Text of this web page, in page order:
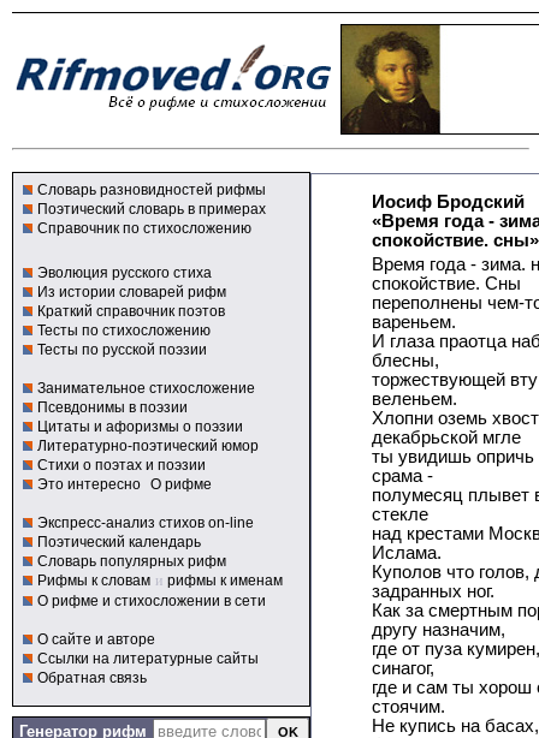
Словарь разновидностей рифмы
Поэтический словарь в примерах
Справочник по стихосложению
Эволюция русского стиха
Из истории словарей рифм
Краткий справочник поэтов
Тесты по стихосложению
Тесты по русской поэзии
Занимательное стихосложение
Псевдонимы в поэзии
Цитаты и афоризмы о поэзии
Литературно-поэтический юмор
Стихи о поэтах и поэзии
Это интересно О рифме
Экспресс-анализ стихов on-line
Поэтический календарь
Словарь популярных рифм
Рифмы к словам и рифмы к именам
О рифме и стихосложении в сети
О сайте и авторе
Ссылки на литературные сайты
Обратная связь
Генератор рифм
Иосиф Бродский
«Время года -
спокойствие. сны»
Время года - зима.
спокойствие. Сны
переполнены чем-
вареньем.
И глаза праотца
блесны,
торжествующей
веленьем.
Хлопни оземь
декабрьской мгле
ты увидишь опричь
срама -
полумесяц плывет
стекле
над крестами
Ислама.
Куполов что
задранных ног.
Как за смертным
другу назначим,
где от пуза
синагог,
где и сам ты хорош
стоячим.
Не купись на